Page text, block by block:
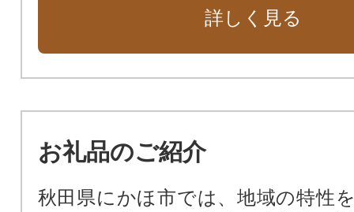
防災対策や東日本大震災に関する
ってほしい
市長におまかせ
詳しく見る
お礼品のご紹介
秋田県にかほ市では、地域の特性